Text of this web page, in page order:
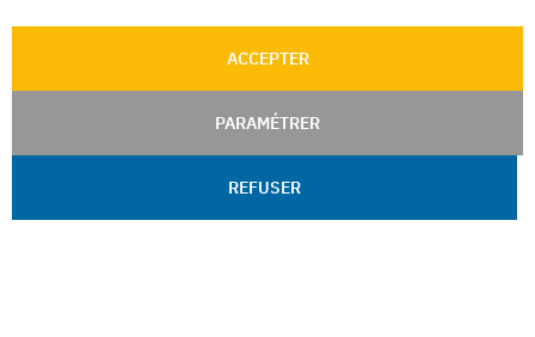
ACCEPTER
PARAMÉTRER
REFUSER